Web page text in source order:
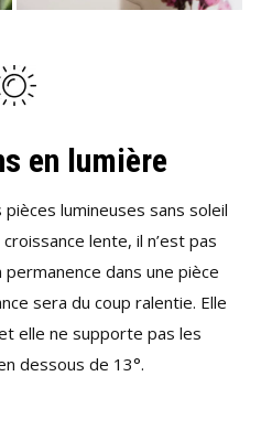
en lumière
lumineuses sans soleil
lente, il n’est pas
dans une pièce
sera du coup ralentie. Elle
elle ne supporte pas les
dessous de 13°.